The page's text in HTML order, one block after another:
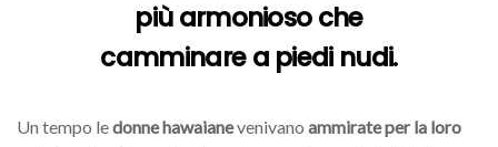
più armonioso che
camminare a piedi nudi.
Un tempo ledonne hawaianevenivano ammirate per la loro